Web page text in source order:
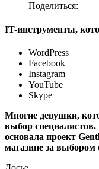
Поделиться:
IT-инструменты,
WordPress
Facebook
Instagram
YouTube
Skype
Многие девушки,
выбор
основала проект
магазине за